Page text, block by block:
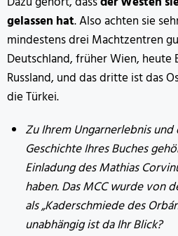
gelassen hat. Also achten sie
mindestens drei Machtzentren
Deutschland, früher Wien, heute
Russland, und das dritte ist das
die Türkei.
Zu Ihrem Ungarnerlebnis
Geschichte Ihres Buches
Einladung des Mathias
haben. Das MCC wurde von
als „Kaderschmiede des
unabhängig ist da Ihr Blick?